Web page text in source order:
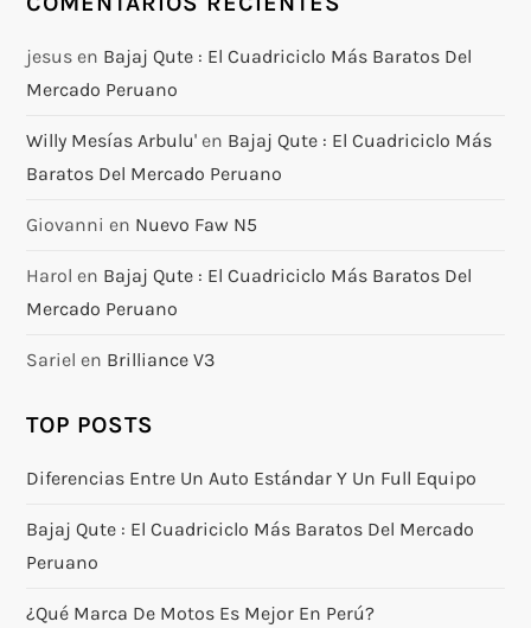
jesus en Bajaj Qute : El Cuadriciclo Más Baratos Del
Mercado Peruano
Willy Mesías Arbulu' en Bajaj Qute : El Cuadriciclo Más
Baratos Del Mercado Peruano
Giovanni en Nuevo Faw N5
Harol en Bajaj Qute : El Cuadriciclo Más Baratos Del
Mercado Peruano
Sariel en Brilliance V3
TOP POSTS
Diferencias Entre Un Auto Estándar Y Un Full Equipo
Bajaj Qute : El Cuadriciclo Más Baratos Del Mercado
Peruano
¿Qué Marca De Motos Es Mejor En Perú?